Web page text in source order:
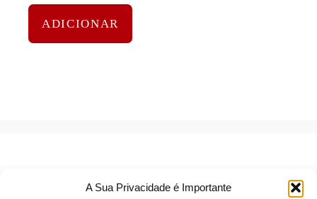
A Sua Privacidade é Importante
ADICIONAR